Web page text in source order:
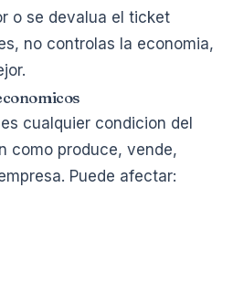
o se devalua el ticket
no controlas la economia,
cualquier condicion del
como produce, vende,
Puede afectar: